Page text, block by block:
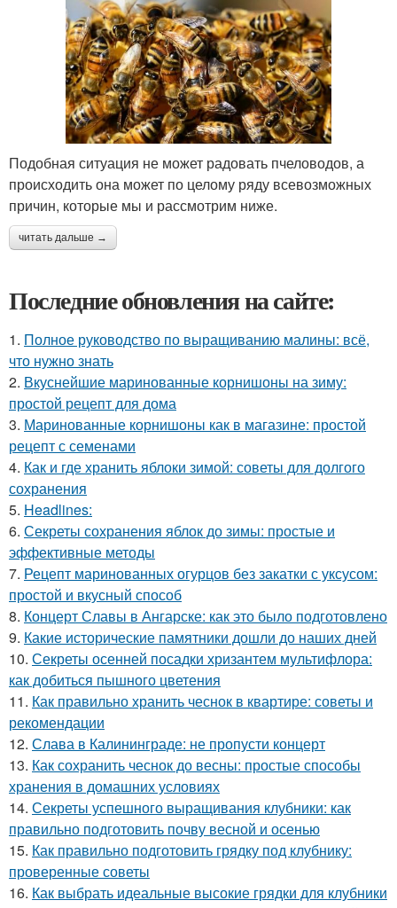
Подобная ситуация не может радовать пчеловодов, а
происходить она может по целому ряду всевозможных
причин, которые мы и рассмотрим ниже.
читать дальше →
Последние обновления на сайте:
1. Полное руководство по выращиванию малины: всё,
что нужно знать
2. Вкуснейшие маринованные корнишоны на зиму:
простой рецепт для дома
3. Маринованные корнишоны как в магазине: простой
рецепт с семенами
4. Как и где хранить яблоки зимой: советы для долгого
сохранения
5. Headlines:
6. Секреты сохранения яблок до зимы: простые и
эффективные методы
7. Рецепт маринованных огурцов без закатки с уксусом:
простой и вкусный способ
8. Концерт Славы в Ангарске: как это было подготовлено
9. Какие исторические памятники дошли до наших дней
10. Секреты осенней посадки хризантем мультифлора:
как добиться пышного цветения
11. Как правильно хранить чеснок в квартире: советы и
рекомендации
12. Слава в Калининграде: не пропусти концерт
13. Как сохранить чеснок до весны: простые способы
хранения в домашних условиях
14. Секреты успешного выращивания клубники: как
правильно подготовить почву весной и осенью
15. Как правильно подготовить грядку под клубнику:
проверенные советы
16. Как выбрать идеальные высокие грядки для клубники